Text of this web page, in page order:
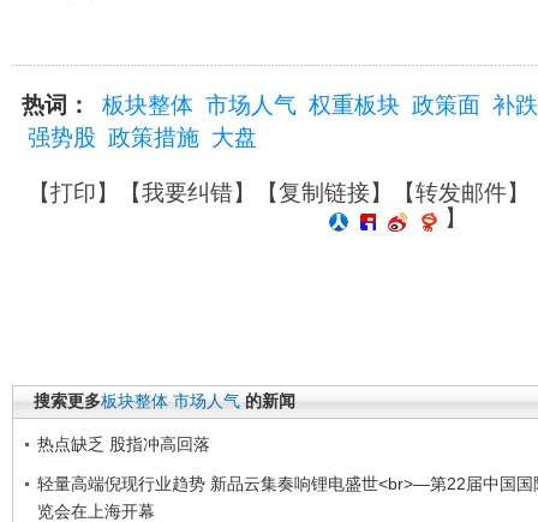
热词： 板块整体 市场人气 权重板块 政策面 补跌
强势股 政策措施 大盘
【打印】【我要纠错】【复制链接】【转发邮件】
】
搜索更多板块整体 市场人气 的新闻
热点缺乏 股指冲高回落
轻量高端倪现行业趋势 新品云集奏响锂电盛世<br>—第22届中国国
览会在上海开幕